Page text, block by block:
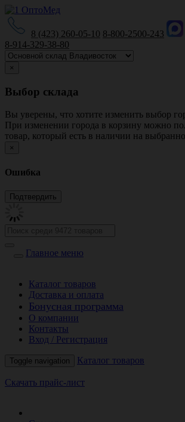
8 (423) 260-05-10 8-800-2500-243
8-914-329-38-80
×
Выбор склада
Вы уверены, что хотите изменить выбор
При изменении города в корзину можно
товар, который есть в наличии на
×
Ошибка
Главное меню
Каталог товаров
Доставка и оплата
Бонусная программа
О компании
Контакты
Вход / Регистрация
Toggle navigation Каталог товаров
Скачать прайс-лист